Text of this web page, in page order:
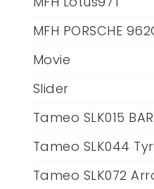
MFH PORSCHE
Movie
Slider
Tameo SLK015
Tameo SLK044
Tameo SLK072